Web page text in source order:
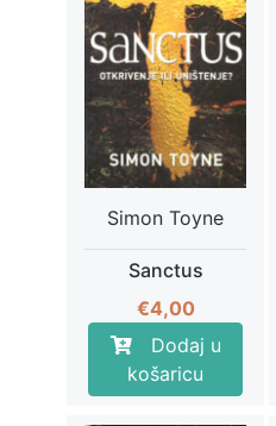
Simon Toyne
Sanctus
€4,00
Dodaj u
košaricu